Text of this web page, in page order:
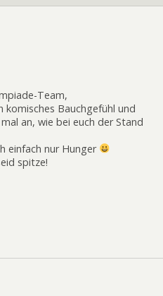
Team,
komisches Bauchgefühl und
an, wie bei euch der Stand
einfach nur Hunger
spitze!